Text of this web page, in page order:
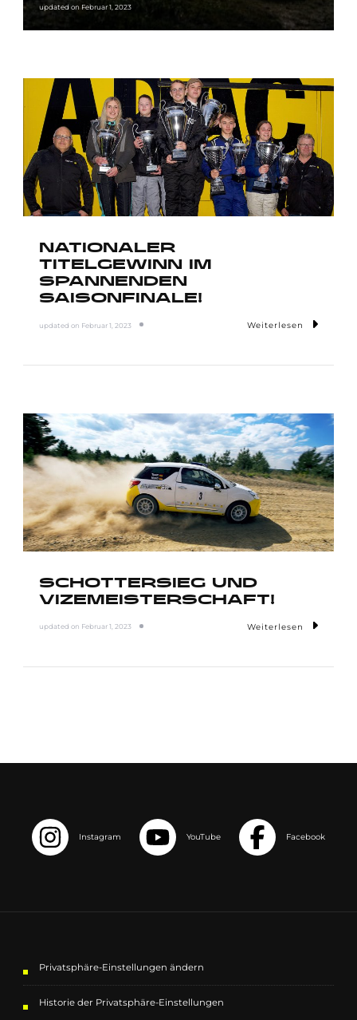
updated on Februar 1, 2023
NATIONALER
TITELGEWINN IM
SPANNENDEN
SAISONFINALE!
updated on Februar 1, 2023 Weiterlesen
SCHOTTERSIEG UND
VIZEMEISTERSCHAFT!
updated on Februar 1, 2023 Weiterlesen
Privatsphäre-Einstellungen ändern
Historie der Privatsphäre-Einstellungen